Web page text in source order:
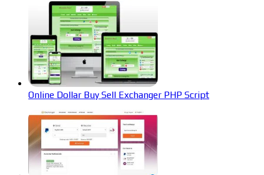
Online Dollar Buy Sell Exchanger PHP Script